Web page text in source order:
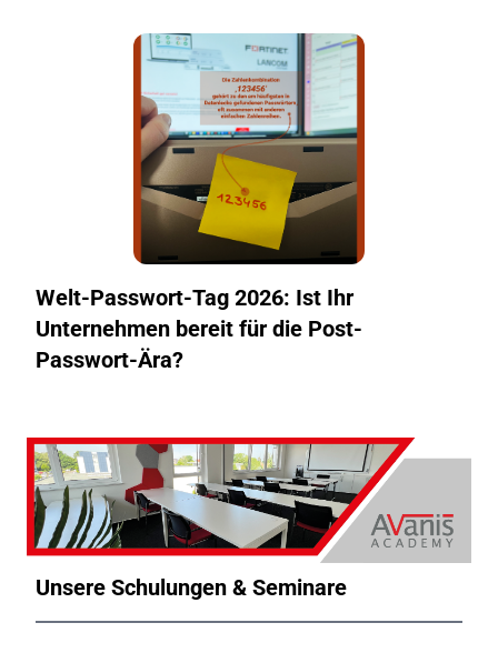
Welt-Passwort-Tag 2026: Ist Ihr
Unternehmen bereit für die Post-
Passwort-Ära?
Unsere Schulungen & Seminare